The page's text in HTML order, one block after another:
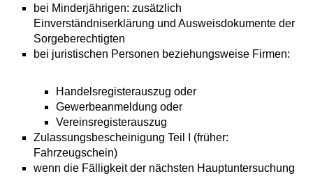
bei Minderjährigen: zusätzlich
Einverständniserklärung und Ausweisdokumente der
Sorgeberechtigten
bei juristischen Personen beziehungsweise Firmen:
Handelsregisterauszug oder
Gewerbeanmeldung oder
Vereinsregisterauszug
Zulassungsbescheinigung Teil I (früher:
Fahrzeugschein)
wenn die Fälligkeit der nächsten Hauptuntersuchung